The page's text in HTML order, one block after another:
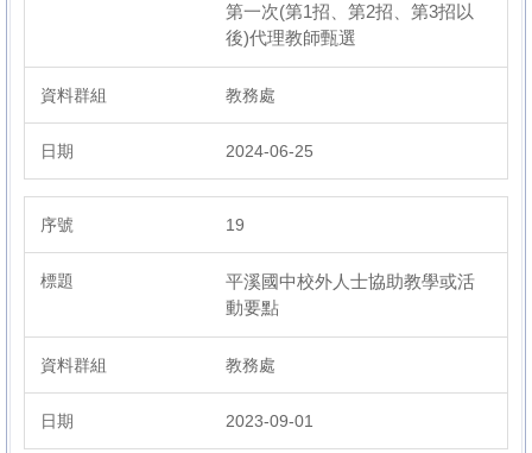
第一次(第1招、第2招、第3招以
後)代理教師甄選
教務處
2024-06-25
19
平溪國中校外人士協助教學或活
動要點
教務處
2023-09-01